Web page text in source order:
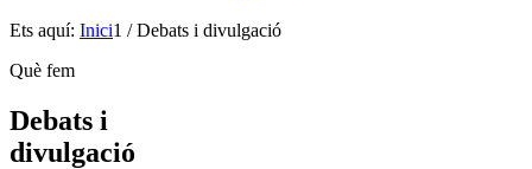
Ets aquí: Inici1 / Debats i divulgació
Què fem
Debats i
divulgació